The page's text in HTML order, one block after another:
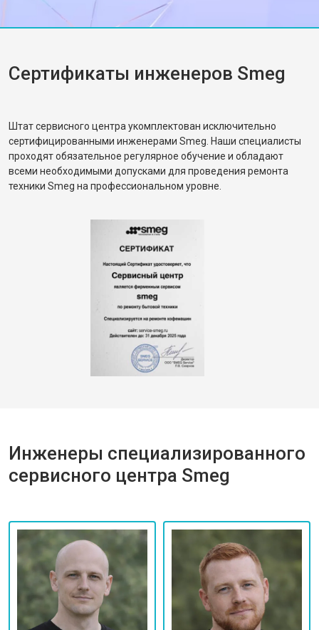
Сертификаты инженеров Smeg
Штат сервисного центра укомплектован исключительно
сертифицированными инженерами Smeg. Наши специалисты
проходят обязательное регулярное обучение и обладают
всеми необходимыми допусками для проведения ремонта
техники Smeg на профессиональном уровне.
Инженеры специализированного
сервисного центра Smeg